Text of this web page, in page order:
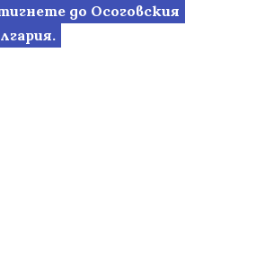
до Осоговския